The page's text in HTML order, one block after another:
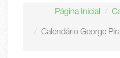
Página Inicial
Calendário George